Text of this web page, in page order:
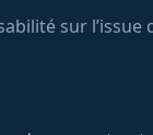
sur l’issue